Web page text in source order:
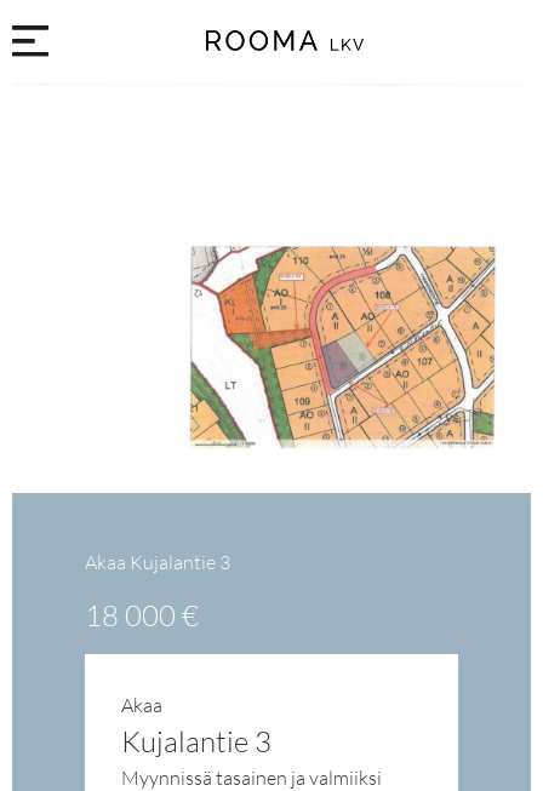
Akaa Kujalantie 3
18 000 €
Akaa
Kujalantie 3
Myynnissä tasainen ja valmiiksi